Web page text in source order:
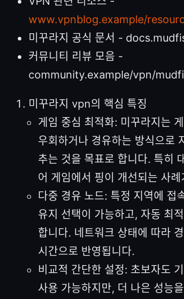
www.vpnblog.example/
미꾸라지 공식 문서 -
커뮤니티 리뷰 모음 -
community.example/vpn/
미꾸라지 vpn의 핵심 특징
게임 중심 최적화: 미꾸라지는
우회하거나 경유하는 방식으로
추는 것을 목표로 합니다. 특히
어 게임에서 핑이 개선되는 사
다중 경유 노드: 특정 지역에 접
유지 선택이 가능하고, 자동 최
합니다. 네트워크 상태에 따라
시간으로 반영됩니다.
비교적 간단한 설정: 초보자도
사용 가능하지만, 더 나은 성능